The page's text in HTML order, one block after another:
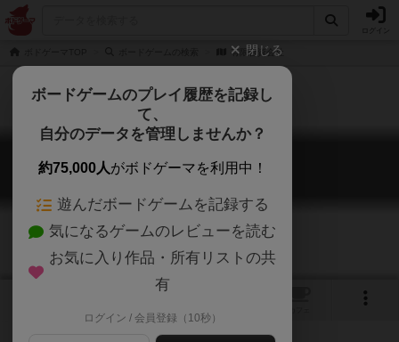
有限合資会社
有限合資会社
GmbH & Co.KG
閉じる
ボードゲームのプレイ履歴を記録し
て、
自分のデータを管理しませんか？
約75,000人がボドゲーマを利用中！
遊んだボードゲームを記録する
気になるゲームのレビューを読む
お気に入り作品・所有リストの共
有
ログイン / 会員登録（10秒）